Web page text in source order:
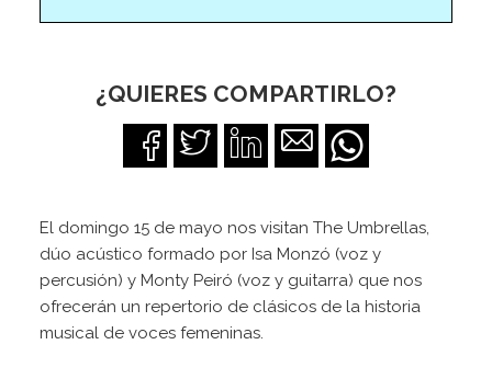
¿QUIERES COMPARTIRLO?
El domingo 15 de mayo nos visitan The Umbrellas,
dúo acústico formado por Isa Monzó (voz y
percusión) y Monty Peiró (voz y guitarra) que nos
ofrecerán un repertorio de clásicos de la historia
musical de voces femeninas.